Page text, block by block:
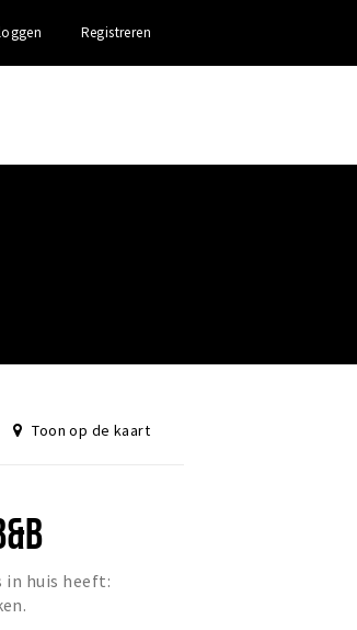
Registreren
Toon op de kaart
in huis heeft: